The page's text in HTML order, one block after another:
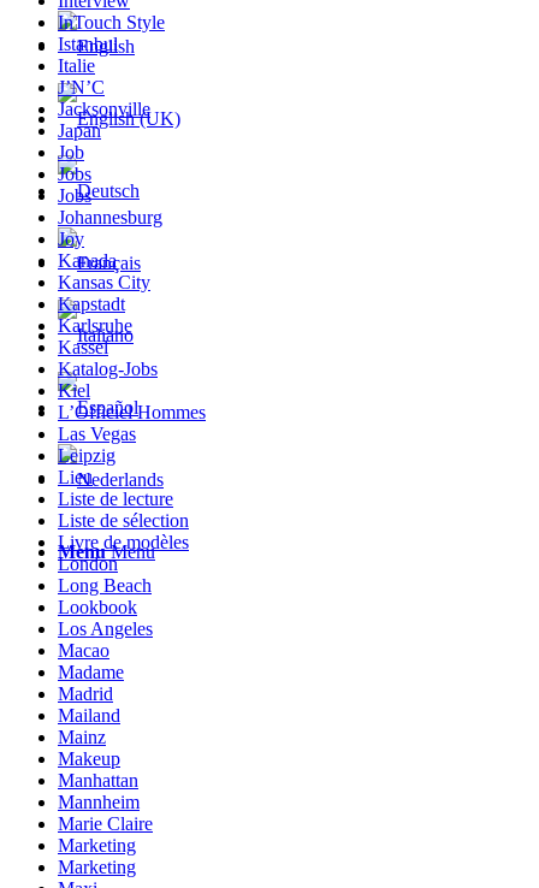
Menu Menu
InTouch Style
Istanbul
Italie
J’N’C
Jacksonville
Japan
Job
Jobs
Jobs
Johannesburg
Joy
Kanada
Kansas City
Kapstadt
Karlsruhe
Kassel
Katalog-Jobs
Kiel
L’Officiel Hommes
Las Vegas
Leipzig
Lieu
Liste de lecture
Liste de sélection
Livre de modèles
London
Long Beach
Lookbook
Los Angeles
Macao
Madame
Madrid
Mailand
Mainz
Makeup
Manhattan
Mannheim
Marie Claire
Marketing
Marketing